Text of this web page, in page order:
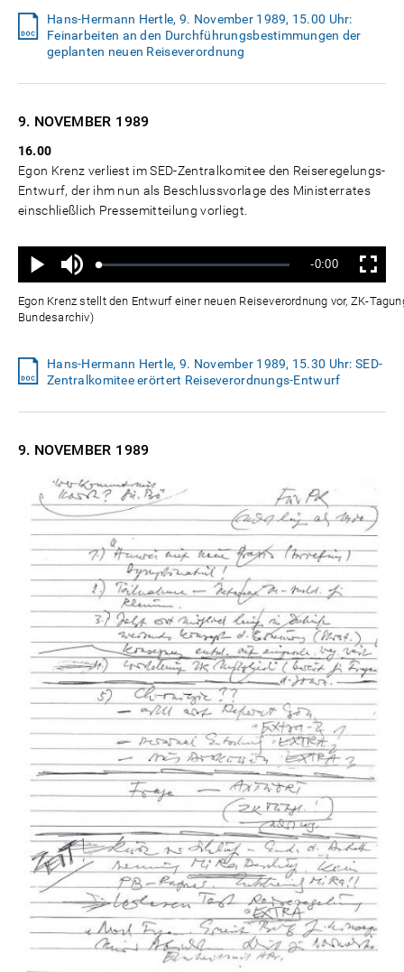
Hans-Hermann Hertle, 9. November 1989, 15.00 Uhr:
Feinarbeiten an den Durchführungsbestimmungen der
geplanten neuen Reiseverordnung
9. NOVEMBER 1989
16.00
Egon Krenz verliest im SED-Zentralkomitee den Reiseregelungs-
Entwurf, der ihm nun als Beschlussvorlage des Ministerrates
einschließlich Pressemitteilung vorliegt.
Wiedergabe
Ton
aus
Geladen:
Status:
Verbleibende
Zeit
-0:00 Vollbild
Egon Krenz stellt den Entwurf einer neuen Reiseverordnung vor, ZK-
Bundesarchiv)
Hans-Hermann Hertle, 9. November 1989, 15.30 Uhr: SED-
Zentralkomitee erörtert Reiseverordnungs-Entwurf
9. NOVEMBER 1989